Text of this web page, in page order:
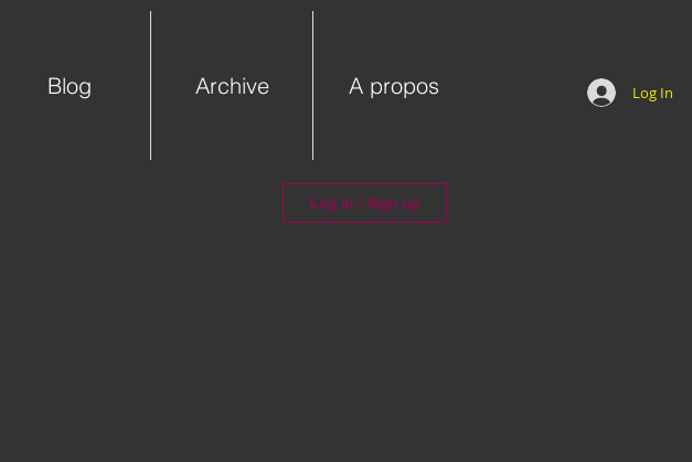
Blog Archive A propos Log In
Log in / Sign up